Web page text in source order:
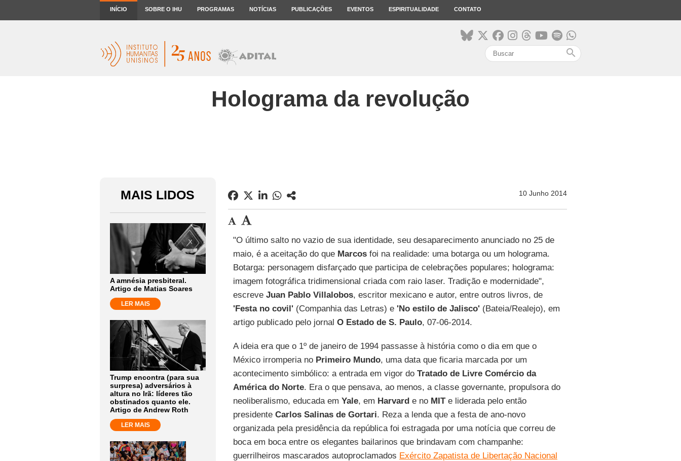
INÍCIO SOBRE O IHU PROGRAMAS NOTÍCIAS PUBLICAÇÕES EVENTOS ESPIRITUALIDADE CONTATO
search
Holograma da revolução
MAIS LIDOS
A amnésia presbiteral.
Artigo de Matias Soares
LER MAIS
Trump encontra (para sua
surpresa) adversários à
altura no Irã: líderes tão
obstinados quanto ele.
Artigo de Andrew Roth
LER MAIS
10 Junho 2014
"O último salto no vazio de sua identidade, seu desaparecimento anunciado no 25 de
maio, é a aceitação do que Marcosfoi na realidade: uma botarga ou um holograma.
Botarga: personagem disfarçado que participa de celebrações populares; holograma:
imagem fotográfica tridimensional criada com raio laser. Tradição e modernidade",
escreve Juan Pablo Villalobos, escritor mexicano e autor, entre outros livros, de
'Festa no covil'(Companhia das Letras) e 'No estilo de Jalisco'(Bateia/Realejo), em
artigo publicado pelo jornal O Estado de S. Paulo, 07-06-2014.
A ideia era que o 1º de janeiro de 1994 passasse à história como o dia em que o
México irromperia no Primeiro Mundo, uma data que ficaria marcada por um
acontecimento simbólico: a entrada em vigor do Tratado de Livre Comércio da
América do Norte. Era o que pensava, ao menos, a classe governante, propulsora do
neoliberalismo, educada em Yale, em Harvarde no MITe liderada pelo então
presidente Carlos Salinas de Gortari. Reza a lenda que a festa de ano-novo
organizada pela presidência da república foi estragada por uma notícia que correu de
boca em boca entre os elegantes bailarinos que brindavam com champanhe:
guerrilheiros mascarados autoproclamados Exército Zapatista de Libertação Nacional